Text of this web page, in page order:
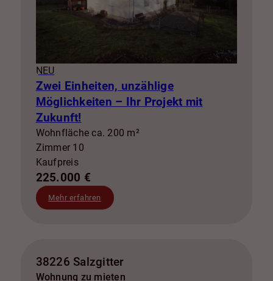
NEU
Zwei Einheiten, unzählige
Möglichkeiten – Ihr Projekt mit
Zukunft!
Wohnfläche ca. 200 m²
Zimmer 10
Kaufpreis
225.000 €
Mehr erfahren
38226 Salzgitter
Wohnung zu mieten